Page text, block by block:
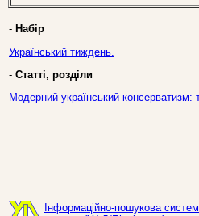
- Набір
Український тиждень.
- Статті, розділи
Модерний український
Інформаційно-пошукова